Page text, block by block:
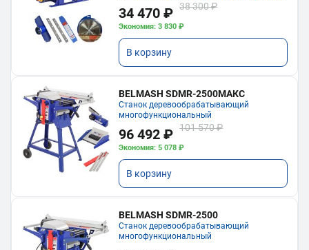
34 470 ₽ 38 300 ₽
Экономия: 3 830 ₽
В корзину
BELMASH SDMR-2500МАКС
Станок деревообрабатывающий
многофункциональный
96 492 ₽ 101 570 ₽
Экономия: 5 078 ₽
В корзину
BELMASH SDMR-2500
Станок деревообрабатывающий
многофункциональный